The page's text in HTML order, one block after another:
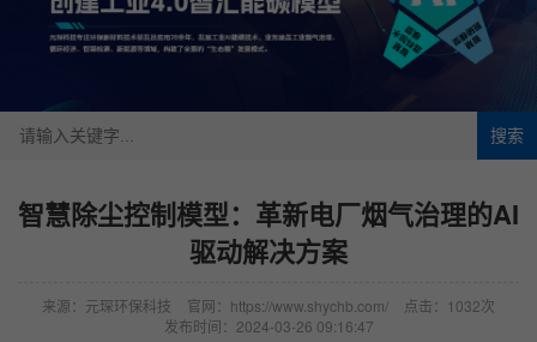
搜索
智慧除尘控制模型：革新电厂烟气治理的AI
驱动解决方案
来源：元琛环保科技 官网：https://www.shychb.com/
点击：1032次
发布时间：2024-03-26 09:16:47